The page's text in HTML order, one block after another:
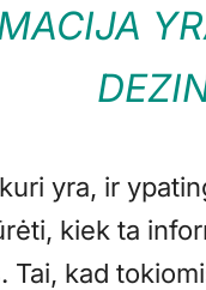
yra, ir
kiek ta
Tai, kad